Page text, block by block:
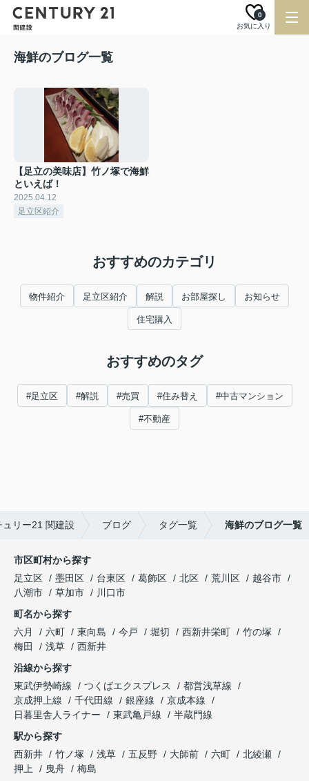
お気に入り
0
海鮮のブログ一覧
【足立の美味店】竹ノ塚で海鮮
といえば！
2025.04.12
足立区紹介
おすすめのカテゴリ
物件紹介 足立区紹介 解説 お部屋探し お知らせ
住宅購入
おすすめのタグ
#足立区 #解説 #売買 #住み替え #中古マンション
#不動産
リー21 関建設 ブログ タグ一覧 海鮮のブログ一覧
市区町村から探す
足立区
墨田区 台東区 葛飾区 北区 荒川区
越谷市
八潮市
草加市
川口市
町名から探す
六月
六町 東向島 今戸 堀切 西新井栄町
竹の塚
梅田
浅草
西新井
沿線から探す
東武伊勢崎線
つくばエクスプレス
都営浅草線
京成押上線
千代田線 銀座線
京成本線
日暮里舎人ライナー
東武亀戸線
半蔵門線
駅から探す
西新井
竹ノ塚 浅草 五反野 大師前 六町
北綾瀬
押上
曳舟 梅島